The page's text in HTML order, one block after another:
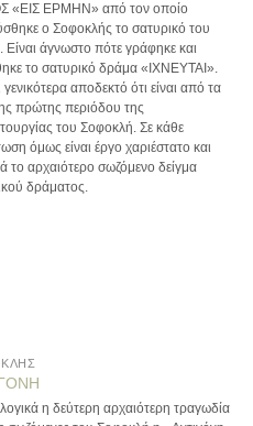
«ΕΙΣ ΕΡΜΗΝ» από τον οποίο
ο Σοφοκλής το σατυρικό του
Είναι άγνωστο πότε γράφηκε και
το σατυρικό δράμα «ΙΧΝΕΥΤΑΙ».
γενικότερα αποδεκτό ότι είναι από τα
πρώτης περιόδου της
του Σοφοκλή. Σε κάθε
όμως είναι έργο χαριέστατο και
το αρχαιότερο σωζόμενο δείγμα
δράματος.
η δεύτερη αρχαιότερη τραγωδία